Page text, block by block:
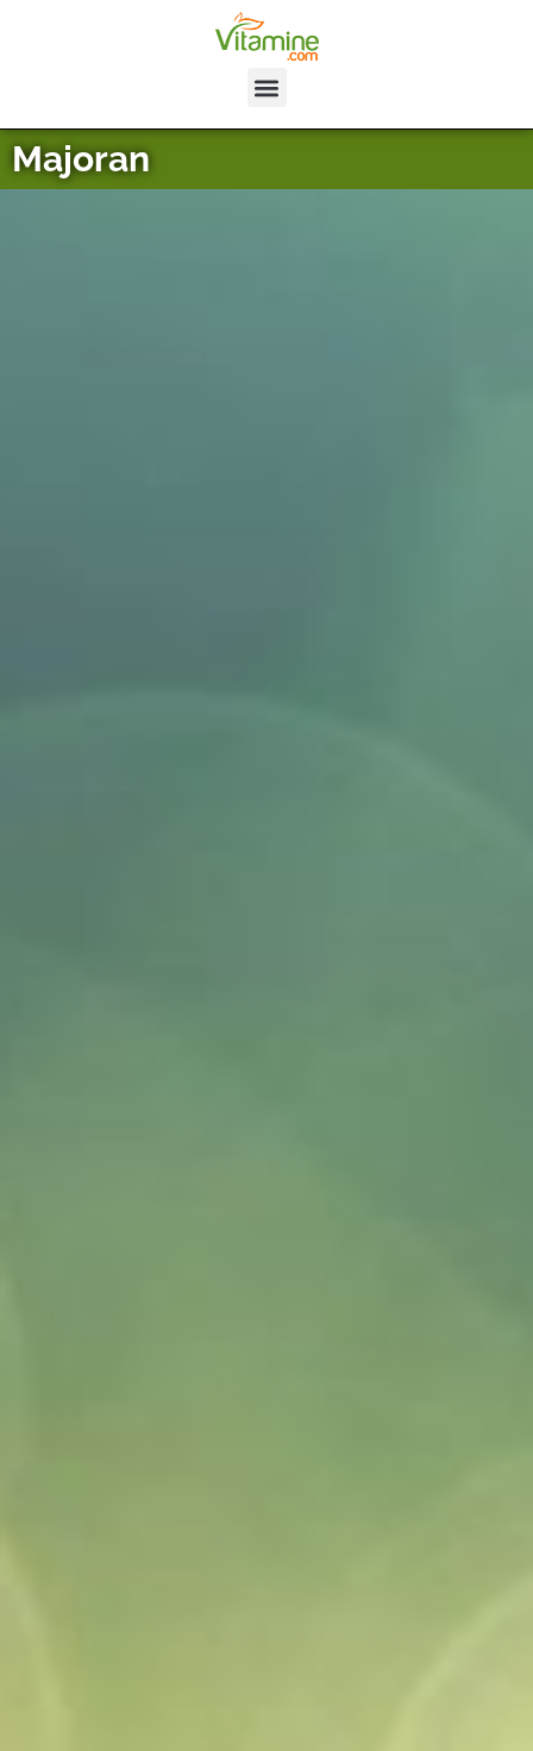
Majoran